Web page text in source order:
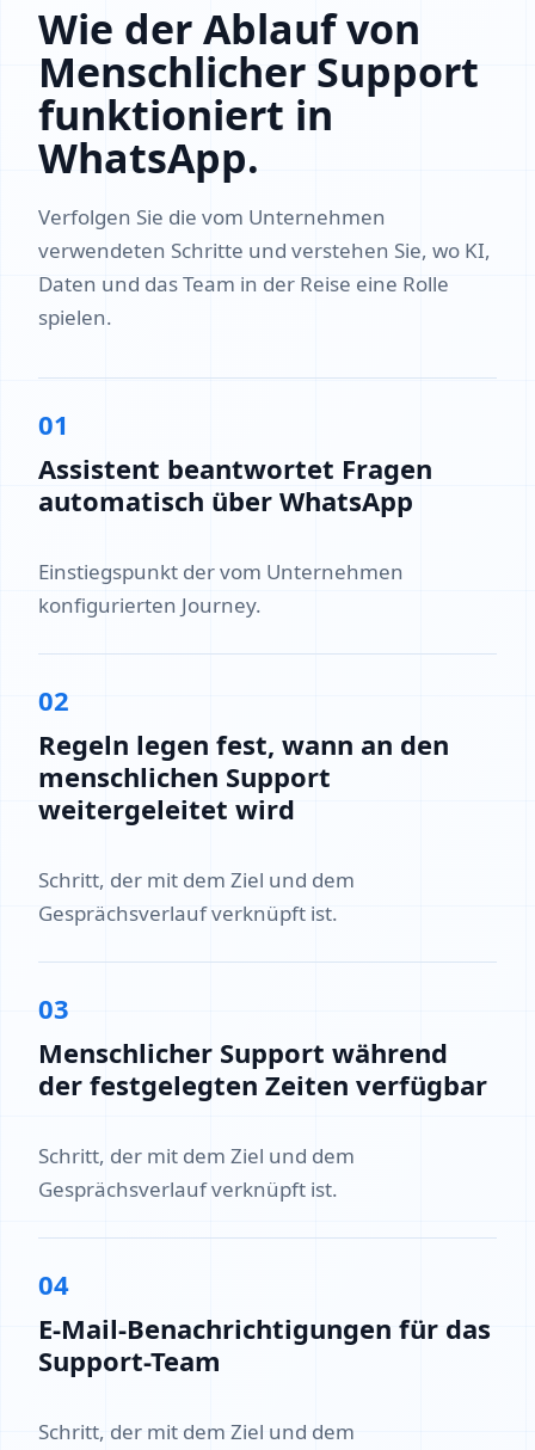
Wie der Ablauf von
Menschlicher Support
funktioniert in
WhatsApp.
Verfolgen Sie die vom Unternehmen
verwendeten Schritte und verstehen Sie, wo KI,
Daten und das Team in der Reise eine Rolle
spielen.
01
Assistent beantwortet Fragen
automatisch über WhatsApp
Einstiegspunkt der vom Unternehmen
konfigurierten Journey.
02
Regeln legen fest, wann an den
menschlichen Support
weitergeleitet wird
Schritt, der mit dem Ziel und dem
Gesprächsverlauf verknüpft ist.
03
Menschlicher Support während
der festgelegten Zeiten verfügbar
Schritt, der mit dem Ziel und dem
Gesprächsverlauf verknüpft ist.
04
E-Mail-Benachrichtigungen für das
Support-Team
Schritt, der mit dem Ziel und dem